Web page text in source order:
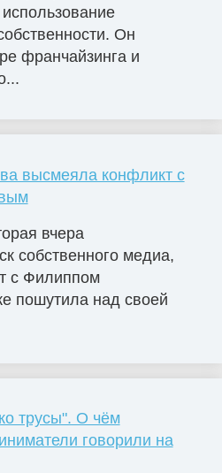
Он
франчайзинга и
высмеяла конфликт с
вчера
собственного медиа,
с Филиппом
пошутила над своей
трусы". О чём
говорили на